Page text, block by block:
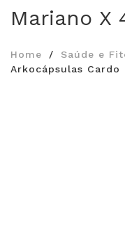
Mariano X
Home
Saúde e
Arkocápsulas Cardo